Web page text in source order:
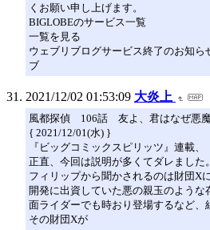
くお願い申し上げます。
BIGLOBEのサービス一覧
一覧を見る
ウェブリブログサービス終了のお知ら
ブ
2021/12/02 01:53:09 大炎上
風都探偵 106話 友よ、君はなぜ悪
{ 2021/12/01(水) }
『ビッグコミックスピリッツ』連載
正直、今回は説明が多くてダレました
フィリップから聞かされるのは財団X
開発に出資していた悪の親玉のような
面ライダーでも時おり登場するなど、
その財団Xが